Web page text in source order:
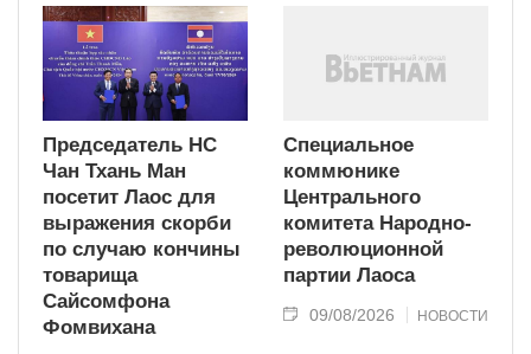
Председатель НС
Чан Тхань Ман
посетит Лаос для
выражения скорби
по случаю кончины
товарища
Сайсомфона
Фомвихана
Специальное
коммюнике
Центрального
комитета Народно-
революционной
партии Лаоса
09/08/2026 НОВОСТИ